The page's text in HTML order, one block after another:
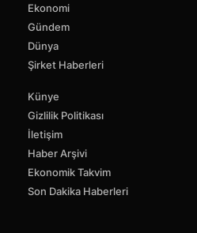
Ekonomi
Gündem
Dünya
Şirket Haberleri
Künye
Gizlilik Politikası
İletişim
Haber Arşivi
Ekonomik Takvim
Son Dakika Haberleri